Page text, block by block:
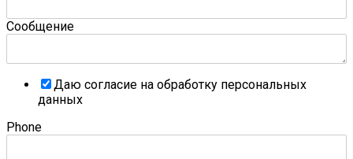
Сообщение
Даю согласие на обработку персональных
данных
Phone